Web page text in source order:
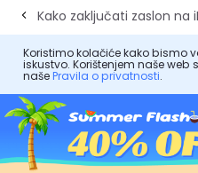
Kako zaključati zaslon na
Besplatno
Koristimo kolačiće kako bismo
iskustvo. Korištenjem naše web
našePravila o privatnosti.